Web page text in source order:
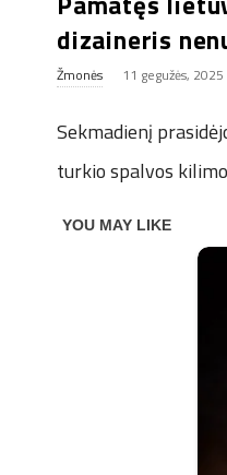
dizaineris
Žmonės 11 gegužės, 2025
Sekmadienį
turkio spalvos